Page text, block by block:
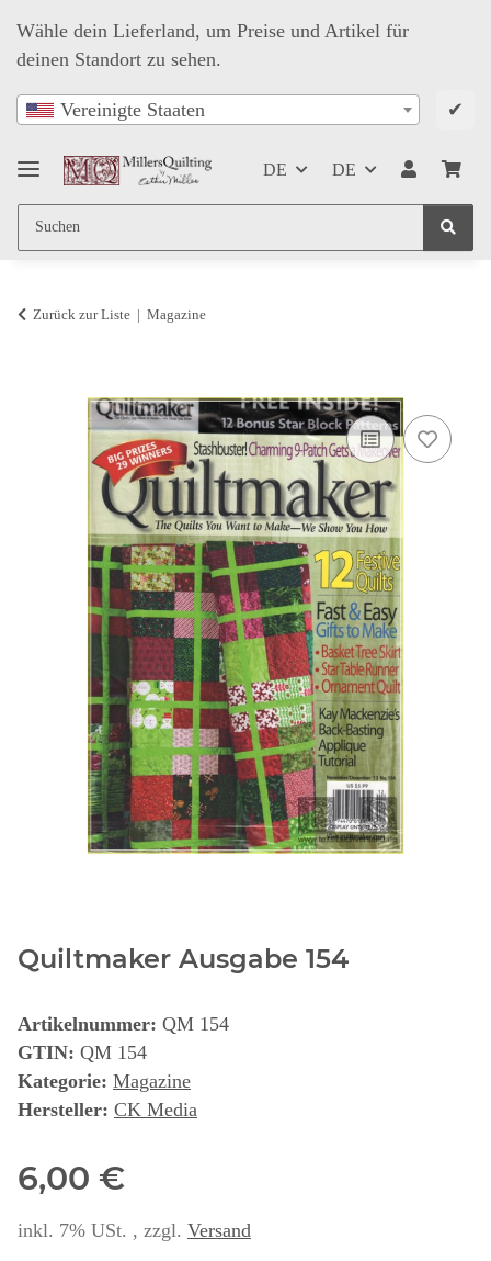
Wähle dein Lieferland, um Preise und Artikel für
deinen Standort zu sehen.
Vereinigte Staaten ✔
DE DE
Zurück zur Liste Magazine
Quiltmaker Ausgabe 154
Artikelnummer: QM 154
GTIN: QM 154
Kategorie: Magazine
Hersteller: CK Media
6,00 €
inkl. 7% USt. , zzgl. Versand